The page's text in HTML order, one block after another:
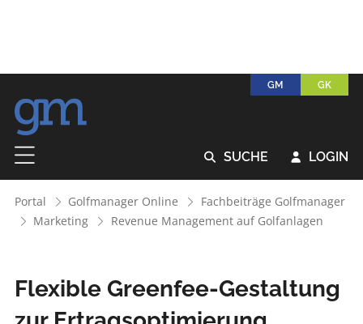
GM GK
 SUCHE  LOGIN
Portal Golfmanager Online
Fachbeiträge Golfmanager
Marketing
Revenue Management auf Golfanlagen
Flexible Greenfee-Gestaltung